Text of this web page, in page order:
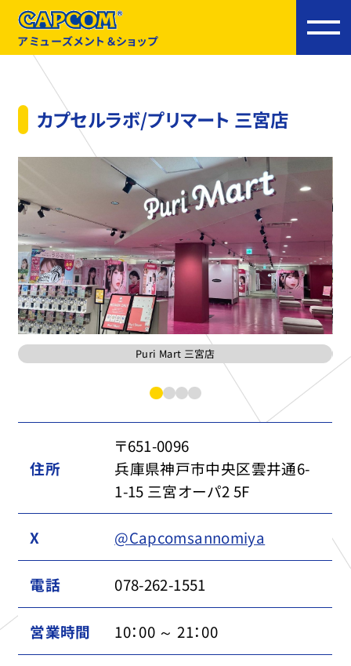
アミューズメント＆ショップ
カプセルラボ/プリマート 三宮店
Puri Mart 三宮店
住所
〒651-0096
兵庫県神戸市中央区雲井通6-
1-15 三宮オーパ2 5F
X @Capcomsannomiya
電話 078-262-1551
営業時間 10：00 ～ 21：00